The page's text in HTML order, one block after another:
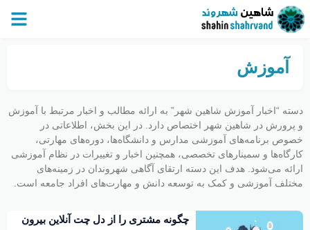
آموزش
دسته “اخبار آموزش شاهین شهر” به ارائه مطالب و اخبار مرتبط با آموزش
و پرورش در شاهین‌ شهر اختصاص دارد. در این بخش، اطلاعاتی در
خصوص برنامه‌های آموزشی مدارس و دانشگاه‌ها، دوره‌های مهارتی،
کارگاه‌ها و سمینارهای تخصصی، همچنین اخبار و تغییرات در نظام آموزشی
ارائه می‌شود. هدف این دسته ارتقای آگاهی شهروندان در زمینه‌های
مختلف آموزشی و کمک به توسعه دانش و مهارت‌های افراد جامعه است.
چگونه مشتری را از دل چت آنلاین بیرون